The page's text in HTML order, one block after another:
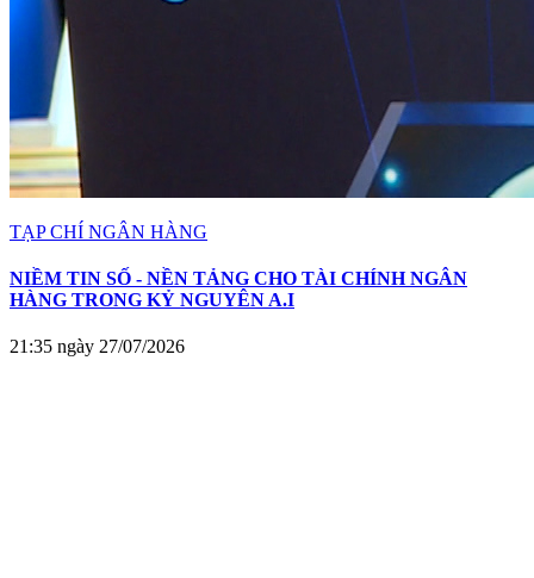
TẠP CHÍ NGÂN HÀNG
NIỀM TIN SỐ - NỀN TẢNG CHO TÀI CHÍNH NGÂN
HÀNG TRONG KỶ NGUYÊN A.I
21:35 ngày 27/07/2026